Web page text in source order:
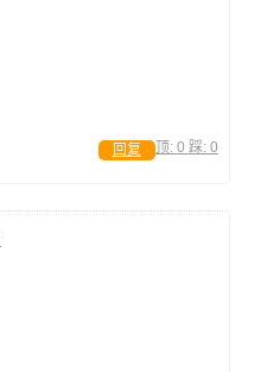
顶: 0 踩: 0
回复